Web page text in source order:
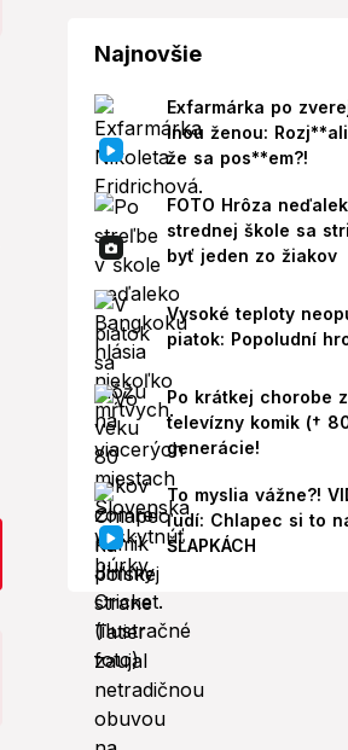
Najnovšie
Exfarmárka po
inou ženou:
že sa pos**em?!
FOTO Hrôza
strednej škole sa
byť jeden zo žiakov
Vysoké teploty
piatok: Popoludní
Po krátkej chorobe
televízny komik (†
generácie!
To myslia vážne?!
ľudí: Chlapec si to
ŠĽAPKÁCH